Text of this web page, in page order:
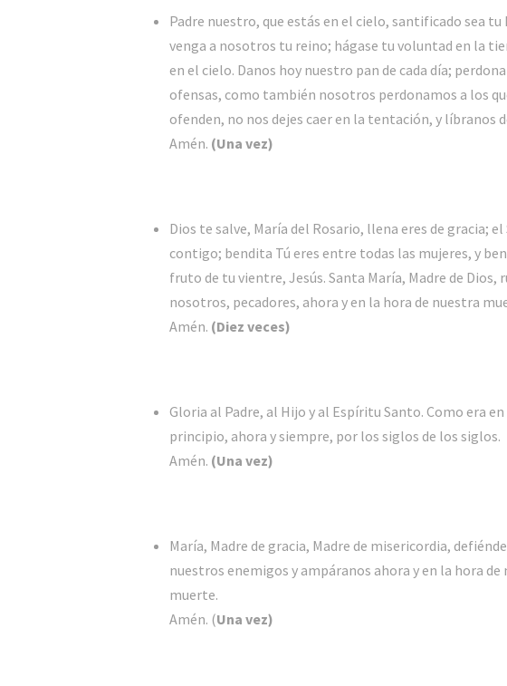
Padre nuestro, que estás en el cielo, santificado sea tu
venga a nosotros tu reino; hágase tu voluntad en la
en el cielo. Danos hoy nuestro pan de cada día;
ofensas, como también nosotros perdonamos a los
ofenden, no nos dejes caer en la tentación, y líbranos
Amén. (Una vez)
Dios te salve, María del Rosario, llena eres de gracia; el
contigo; bendita Tú eres entre todas las mujeres, y
fruto de tu vientre, Jesús. Santa María, Madre de Dios,
nosotros, pecadores, ahora y en la hora de nuestra
Amén. (Diez veces)
Gloria al Padre, al Hijo y al Espíritu Santo. Como era en
principio, ahora y siempre, por los siglos de los siglos.
Amén. (Una vez)
María, Madre de gracia, Madre de misericordia,
nuestros enemigos y ampáranos ahora y en la hora de
muerte.
Amén. (Una vez)